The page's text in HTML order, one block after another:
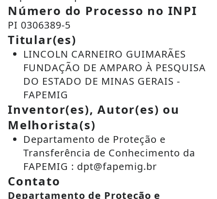
Número do Processo no INPI
PI 0306389-5
Titular(es)
LINCOLN CARNEIRO GUIMARÃES
FUNDAÇÃO DE AMPARO À PESQUISA
DO ESTADO DE MINAS GERAIS -
FAPEMIG
Inventor(es), Autor(es) ou
Melhorista(s)
Departamento de Proteção e
Transferência de Conhecimento da
FAPEMIG : dpt@fapemig.br
Contato
Departamento de Proteção e